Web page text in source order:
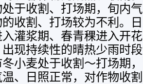
于收割、打场期，旬内
收割、打场较为不利。
入灌浆期、春青稞进入开
出现持续性的晴热少雨时
小麦处于收割～打场期
、日照正常，对作物收